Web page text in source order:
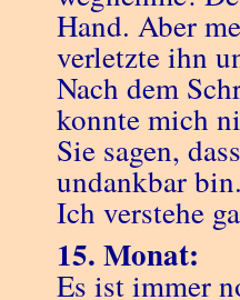
Hand. Aber
verletzte ihn
Nach dem
konnte mich
Sie sagen,
undankbar
Ich verstehe
15. Monat:
Es ist immer